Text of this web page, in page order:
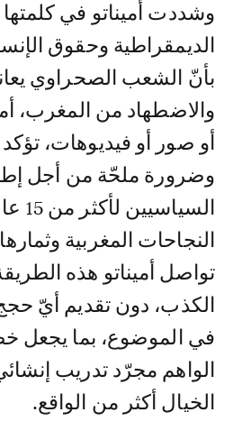
وشددت أميناتو في كلمتها
الديمقراطية وحقوق
بأنّ الشعب الصحراوي
والاضطهاد من المغرب،
أو صور أو فيديوهات، تؤكد
وضرورة ملحّة من أجل
النجاحات المغربية
تواصل أميناتو هذه
الكذب، دون تقديم أيّ حجج
في الموضوع، بما يجعل
الواهم مجرّد تدريب
الخيال أكثر من الواقع.